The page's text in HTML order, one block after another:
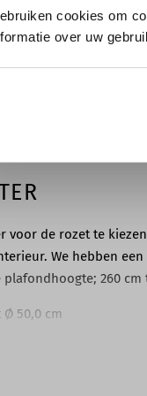
cookies om
over uw
het
gebruik je
vetvrij is voor een
een mooi en strak
gemaakt?
een opvallend
voor de rozet te
We hebben
260 cm
50,0 cm